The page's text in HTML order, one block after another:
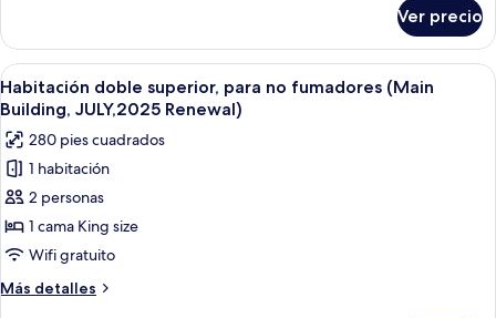
(Grand
in
Grand,lounge
access)
presidencial,
para
no
fumadores
in
Grand,lounge
access)
Ver precio
Abrir
todas
las
fotos
de
Habitación
doble
superior,
para
no
Edredón, cortinas blackout, wifi
4
Habitación doble superior, para no fumadores (Main
Building, JULY,2025 Renewal)
280 pies cuadrados
1 habitación
2 personas
1 cama King size
Wifi gratuito
Más detalles
Más